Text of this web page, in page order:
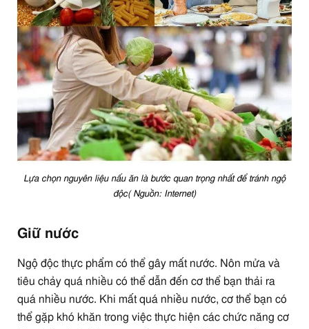
Lựa chọn nguyên liệu nấu ăn là bước quan trọng nhất để tránh ngộ
độc( Nguồn: Internet)
Giữ nước
Ngộ độc thực phẩm có thể gây mất nước. Nôn mửa và
tiêu chảy quá nhiều có thể dẫn đến cơ thể bạn thải ra
quá nhiều nước. Khi mất quá nhiều nước, cơ thể bạn có
thể gặp khó khăn trong việc thực hiện các chức năng cơ